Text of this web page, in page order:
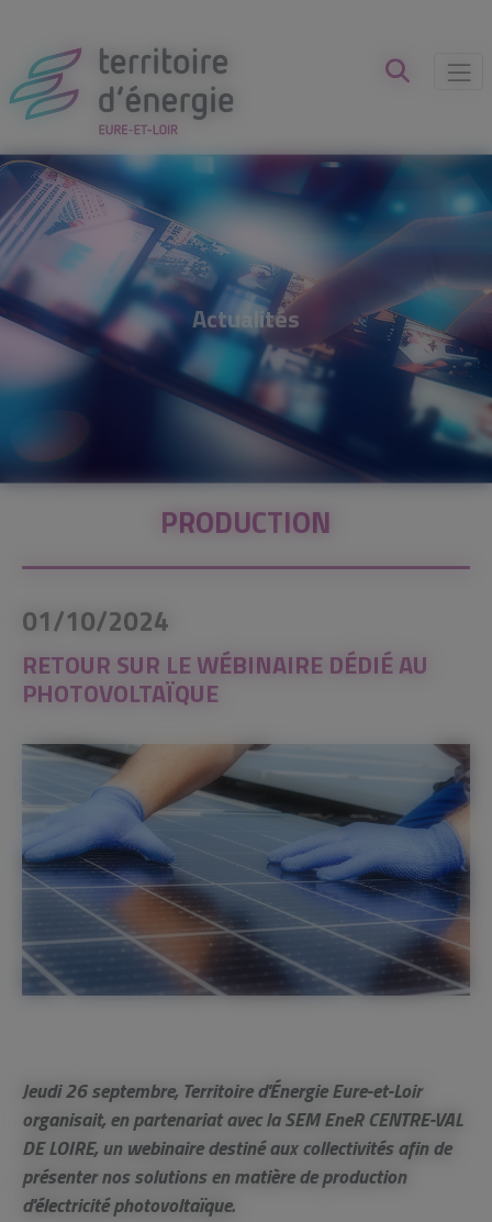
Actualités
PRODUCTION
01/10/2024
RETOUR SUR LE WÉBINAIRE DÉDIÉ AU
PHOTOVOLTAÏQUE
Jeudi 26 septembre, Territoire d'Énergie Eure-et-Loir
organisait, en partenariat avec la SEM EneR CENTRE-VAL
DE LOIRE, un webinaire destiné aux collectivités afin de
présenter nos solutions en matière de production
d'électricité photovoltaïque.